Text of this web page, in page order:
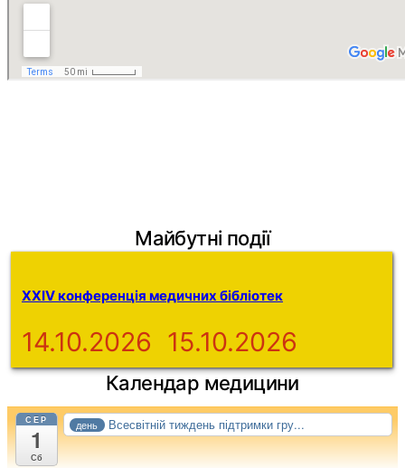
Майбутні події
XXIV конференція медичних бібліотек
14.10.2026 15.10.2026
Календар медицини
СЕР
1
Сб
день Всесвітній тиждень підтримки гру...